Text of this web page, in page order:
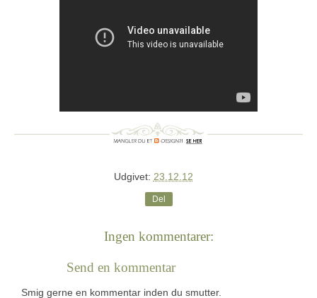
Udgivet: 23.12.12
Del
Ingen kommentarer:
Send en kommentar
Smig gerne en kommentar inden du smutter.